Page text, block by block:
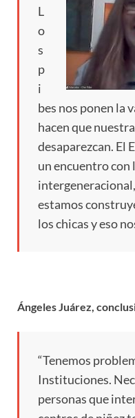
L
o
s
p
i
bes nos ponen la
hacen que
desaparezcan. El
un encuentro con
estamos
los chicas y eso
Ángeles Juárez,
“Tenemos
Instituciones.
personas que